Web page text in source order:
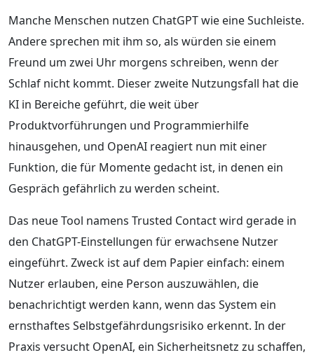
Manche Menschen nutzen ChatGPT wie eine Suchleiste.
Andere sprechen mit ihm so, als würden sie einem
Freund um zwei Uhr morgens schreiben, wenn der
Schlaf nicht kommt. Dieser zweite Nutzungsfall hat die
KI in Bereiche geführt, die weit über
Produktvorführungen und Programmierhilfe
hinausgehen, und OpenAI reagiert nun mit einer
Funktion, die für Momente gedacht ist, in denen ein
Gespräch gefährlich zu werden scheint.
Das neue Tool namens Trusted Contact wird gerade in
den ChatGPT-Einstellungen für erwachsene Nutzer
eingeführt. Zweck ist auf dem Papier einfach: einem
Nutzer erlauben, eine Person auszuwählen, die
benachrichtigt werden kann, wenn das System ein
ernsthaftes Selbstgefährdungsrisiko erkennt. In der
Praxis versucht OpenAI, ein Sicherheitsnetz zu schaffen,